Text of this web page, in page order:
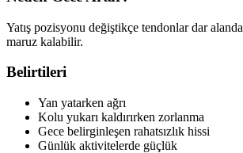
Yatış pozisyonu değiştikçe tendonlar dar
maruz kalabilir.
Belirtileri
Yan yatarken ağrı
Kolu yukarı kaldırırken zorlanma
Gece belirginleşen rahatsızlık hissi
Günlük aktivitelerde güçlük